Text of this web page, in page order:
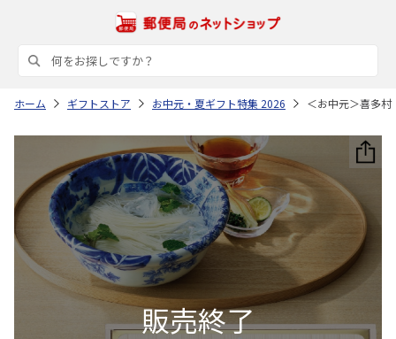
ホーム ギフトストア お中元・夏ギフト特集 2026 ＜お中元＞喜多